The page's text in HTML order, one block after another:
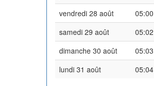
vendredi 28 août
05:00
samedi 29 août
05:02
dimanche 30 août
05:03
lundi 31 août
05:04